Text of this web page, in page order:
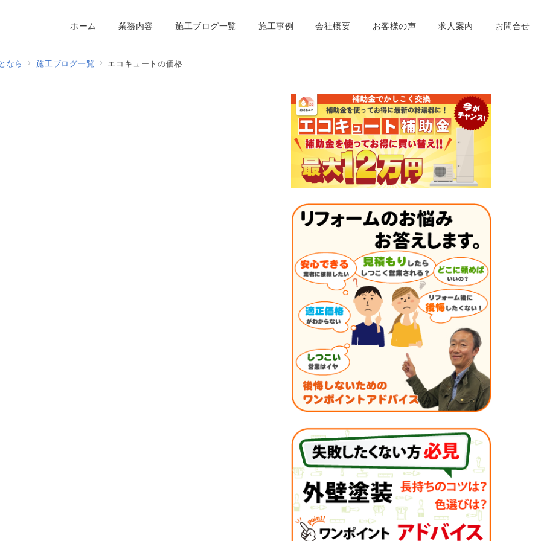
ホーム 業務内容 施工ブログ一覧 施工事例 会社概要 お客様の声 求人案内 お問合せ
なら 施工ブログ一覧 エコキュートの価格